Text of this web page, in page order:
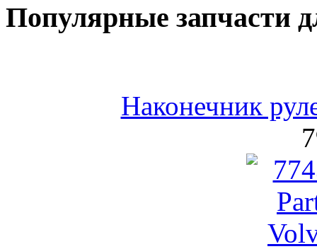
Популярные запчасти
Наконечник